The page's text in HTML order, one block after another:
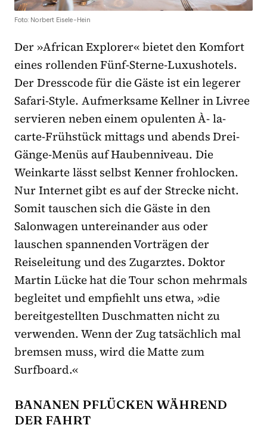
Foto: Norbert Eisele-Hein
Der »African Explorer« bietet den Komfort
eines rollenden Fünf-Sterne-Luxushotels.
Der Dresscode für die Gäste ist ein legerer
Safari-Style. Aufmerksame Kellner in Livree
servieren neben einem opulenten À- la-
carte-Frühstück mittags und abends Drei-
Gänge-Menüs auf Haubenniveau. Die
Weinkarte lässt selbst Kenner frohlocken.
Nur Internet gibt es auf der Strecke nicht.
Somit tauschen sich die Gäste in den
Salonwagen untereinander aus oder
lauschen spannenden Vorträgen der
Reiseleitung und des Zugarztes. Doktor
Martin Lücke hat die Tour schon mehrmals
begleitet und empfiehlt uns etwa, »die
bereitgestellten Duschmatten nicht zu
verwenden. Wenn der Zug tatsächlich mal
bremsen muss, wird die Matte zum
Surfboard.«
BANANEN PFLÜCKEN WÄHREND
DER FAHRT